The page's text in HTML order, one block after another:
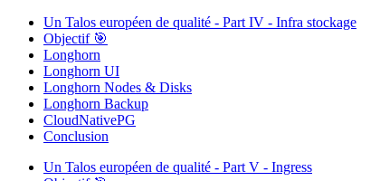
Un Talos européen de qualité - Part IV - Infra stockage
Objectif 🎯
Longhorn
Longhorn UI
Longhorn Nodes & Disks
Longhorn Backup
CloudNativePG
Conclusion
Un Talos européen de qualité - Part V - Ingress